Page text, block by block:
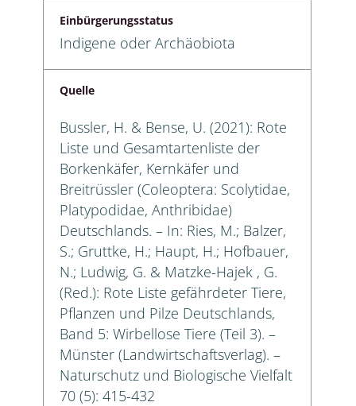
Einbürgerungsstatus
Indigene oder Archäobiota
Quelle
Bussler, H. & Bense, U. (2021): Rote
Liste und Gesamtartenliste der
Borkenkäfer, Kernkäfer und
Breitrüssler (Coleoptera: Scolytidae,
Platypodidae, Anthribidae)
Deutschlands. – In: Ries, M.; Balzer,
S.; Gruttke, H.; Haupt, H.; Hofbauer,
N.; Ludwig, G. & Matzke-Hajek , G.
(Red.): Rote Liste gefährdeter Tiere,
Pflanzen und Pilze Deutschlands,
Band 5: Wirbellose Tiere (Teil 3). –
Münster (Landwirtschaftsverlag). –
Naturschutz und Biologische Vielfalt
70 (5): 415-432